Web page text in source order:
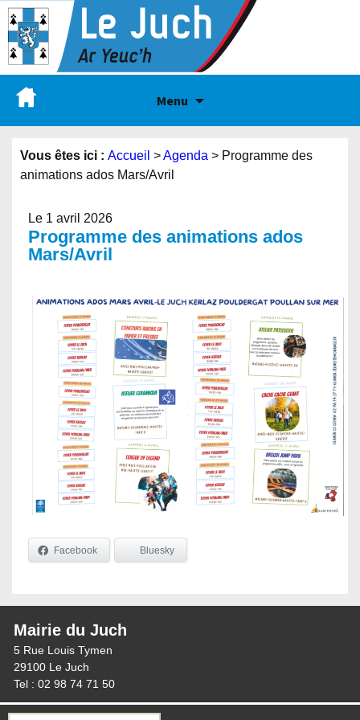
Menu
Vous êtes ici : Accueil >Agenda > Programme des
animations ados Mars/Avril
Le 1 avril 2026
Programme des animations ados
Mars/Avril
Facebook Bluesky
Mairie du Juch
5 Rue Louis Tymen
29100 Le Juch
Tel : 02 98 74 71 50